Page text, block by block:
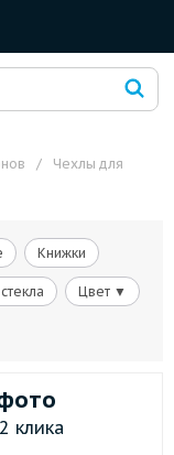
/
Чехлы для
Книжки
Цвет ▼
клика